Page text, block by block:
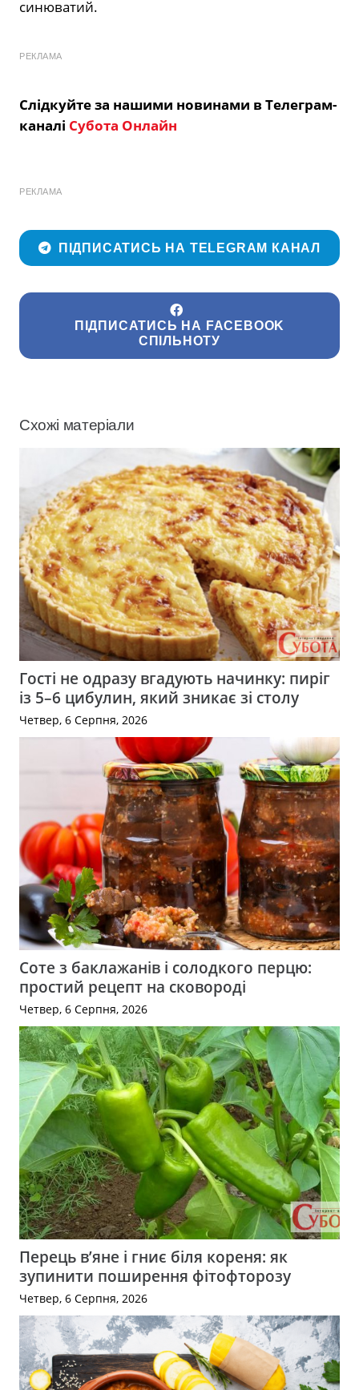
синюватий.
РЕКЛАМА
Слідкуйте за нашими новинами в Телеграм-
каналі Субота Онлайн
РЕКЛАМА
ПІДПИСАТИСЬ НА TELEGRAM КАНАЛ
ПІДПИСАТИСЬ НА FACEBOOK
СПІЛЬНОТУ
Схожі матеріали
Гості не одразу вгадують начинку: пиріг
із 5–6 цибулин, який зникає зі столу
Четвер, 6 Серпня, 2026
Соте з баклажанів і солодкого перцю:
простий рецепт на сковороді
Четвер, 6 Серпня, 2026
Перець в’яне і гниє біля кореня: як
зупинити поширення фітофторозу
Четвер, 6 Серпня, 2026